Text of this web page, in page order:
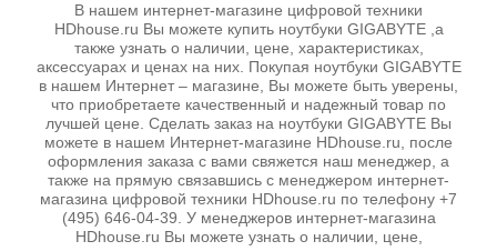
В нашем интернет-магазине цифровой техники
HDhouse.ru Вы можете купить ноутбуки GIGABYTE ,а
также узнать о наличии, цене, характеристиках,
аксессуарах и ценах на них. Покупая ноутбуки GIGABYTE
в нашем Интернет – магазине, Вы можете быть уверены,
что приобретаете качественный и надежный товар по
лучшей цене. Сделать заказ на ноутбуки GIGABYTE Вы
можете в нашем Интернет-магазине HDhouse.ru, после
оформления заказа с вами свяжется наш менеджер, а
также на прямую связавшись с менеджером интернет-
магазина цифровой техники HDhouse.ru по телефону +7
(495) 646-04-39. У менеджеров интернет-магазина
HDhouse.ru Вы можете узнать о наличии, цене,